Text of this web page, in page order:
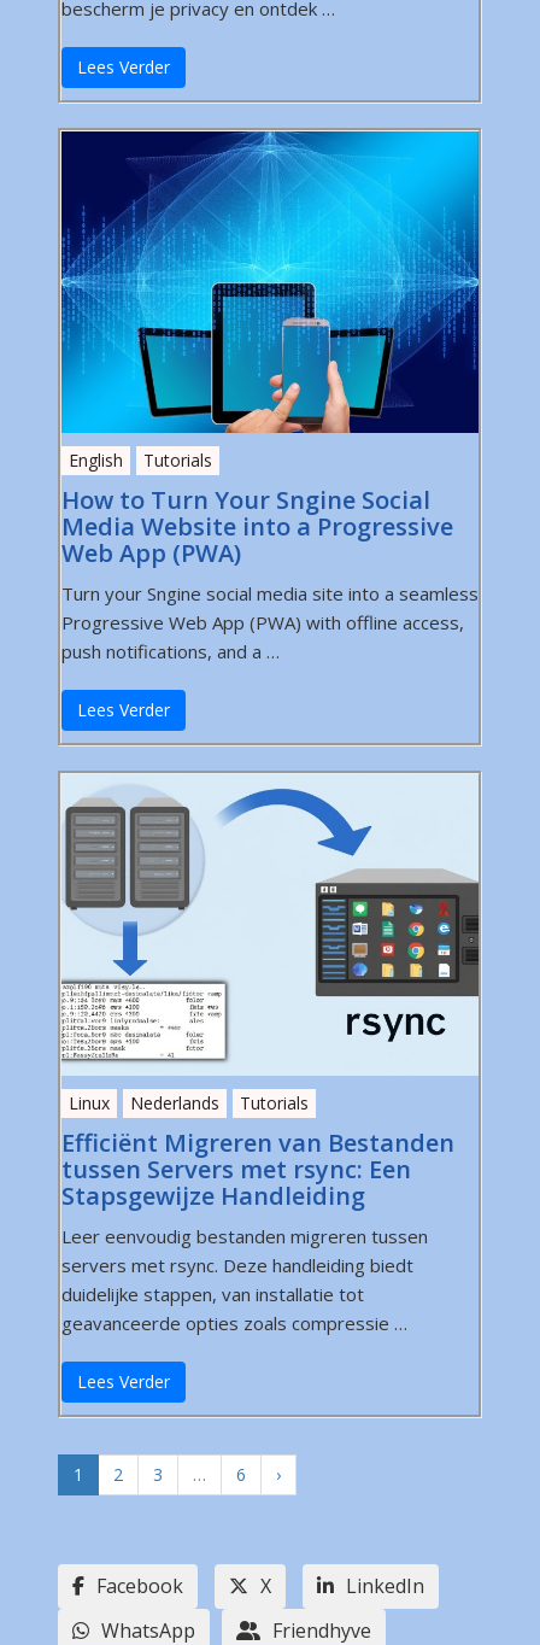
bescherm je privacy en ontdek …
Lees Verder
English Tutorials
How to Turn Your Sngine Social
Media Website into a Progressive
Web App (PWA)
Turn your Sngine social media site into a seamless
Progressive Web App (PWA) with offline access,
push notifications, and a …
Lees Verder
Linux Nederlands Tutorials
Efficiënt Migreren van Bestanden
tussen Servers met rsync: Een
Stapsgewijze Handleiding
Leer eenvoudig bestanden migreren tussen
servers met rsync. Deze handleiding biedt
duidelijke stappen, van installatie tot
geavanceerde opties zoals compressie …
Lees Verder
1 2 3 … 6 ›
Facebook X
LinkedIn
WhatsApp
Friendhyve